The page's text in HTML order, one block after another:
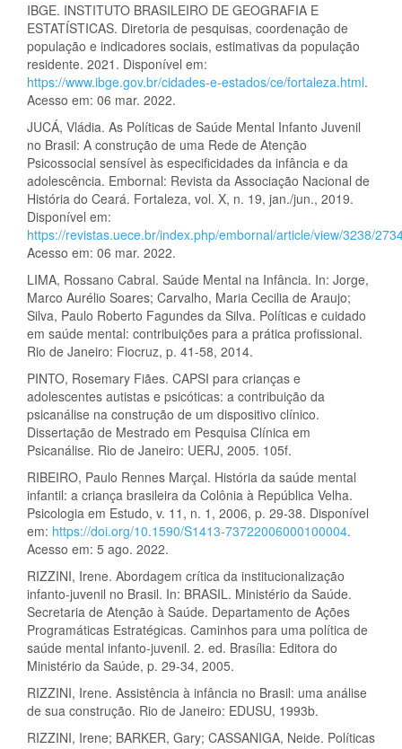
IBGE. INSTITUTO BRASILEIRO DE GEOGRAFIA E
ESTATÍSTICAS. Diretoria de pesquisas, coordenação de
população e indicadores sociais, estimativas da população
residente. 2021. Disponível em:
https://www.ibge.gov.br/cidades-e-estados/ce/fortaleza.html.
Acesso em: 06 mar. 2022.
JUCÁ, Vládia. As Políticas de Saúde Mental Infanto Juvenil
no Brasil: A construção de uma Rede de Atenção
Psicossocial sensível às especificidades da infância e da
adolescência. Embornal: Revista da Associação Nacional de
História do Ceará. Fortaleza, vol. X, n. 19, jan./jun., 2019.
Disponível em:
https://revistas.uece.br/index.php/embornal/article/view/3238/
Acesso em: 06 mar. 2022.
LIMA, Rossano Cabral. Saúde Mental na Infância. In: Jorge,
Marco Aurélio Soares; Carvalho, Maria Cecilia de Araujo;
Silva, Paulo Roberto Fagundes da Silva. Políticas e cuidado
em saúde mental: contribuições para a prática profissional.
Rio de Janeiro: Fiocruz, p. 41-58, 2014.
PINTO, Rosemary Fiães. CAPSI para crianças e
adolescentes autistas e psicóticas: a contribuição da
psicanálise na construção de um dispositivo clínico.
Dissertação de Mestrado em Pesquisa Clínica em
Psicanálise. Rio de Janeiro: UERJ, 2005. 105f.
RIBEIRO, Paulo Rennes Marçal. História da saúde mental
infantil: a criança brasileira da Colônia à República Velha.
Psicologia em Estudo, v. 11, n. 1, 2006, p. 29-38. Disponível
em: https://doi.org/10.1590/S1413-73722006000100004.
Acesso em: 5 ago. 2022.
RIZZINI, Irene. Abordagem crítica da institucionalização
infanto-juvenil no Brasil. In: BRASIL. Ministério da Saúde.
Secretaria de Atenção à Saúde. Departamento de Ações
Programáticas Estratégicas. Caminhos para uma política de
saúde mental infanto-juvenil. 2. ed. Brasília: Editora do
Ministério da Saúde, p. 29-34, 2005.
RIZZINI, Irene. Assistência à infância no Brasil: uma análise
de sua construção. Rio de Janeiro: EDUSU, 1993b.
RIZZINI, Irene; BARKER, Gary; CASSANIGA, Neide. Políticas